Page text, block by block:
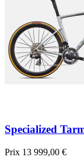
Specialized
Prix 13 999,00 €